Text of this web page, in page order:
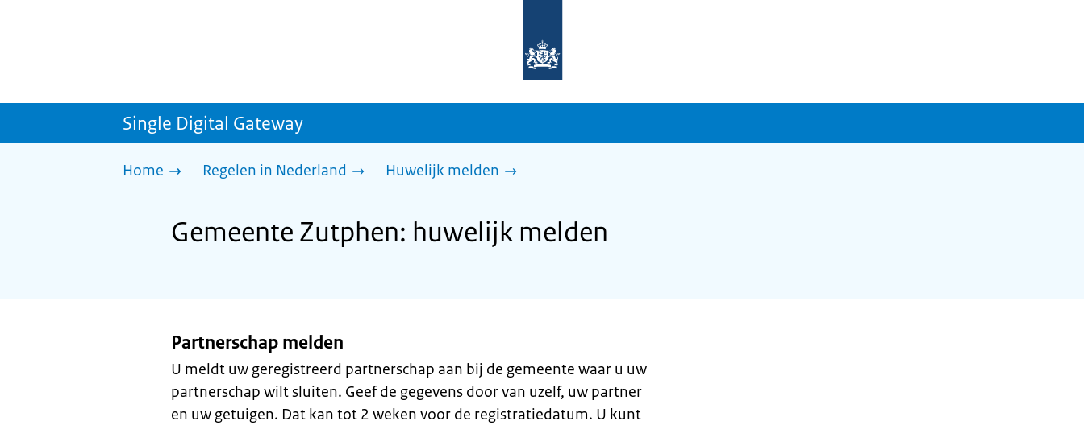
homepage
sdg.rijksoverheid.nl
Single Digital Gateway
Home Regelen in Nederland Huwelijk melden
Gemeente Zutphen: huwelijk melden
Partnerschap melden
U meldt uw geregistreerd partnerschap aan bij de gemeente waar u uw
partnerschap wilt sluiten. Geef de gegevens door van uzelf, uw partner
en uw getuigen. Dat kan tot 2 weken voor de registratiedatum. U kunt